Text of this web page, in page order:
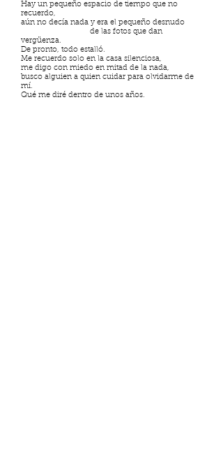
Hay un pequeño espacio de tiempo que no
recuerdo,
aún no decía nada y era el pequeño desnudo
de las fotos que dan
vergüenza.
De pronto, todo estalló.
Me recuerdo solo en la casa silenciosa,
me digo con miedo en mitad de la nada,
busco alguien a quien cuidar para olvidarme de
mí.
Qué me diré dentro de unos años.